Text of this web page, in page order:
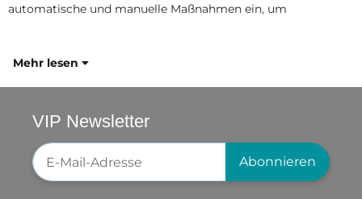
automatische und manuelle Maßnahmen ein, um
Mehr lesen
VIP Newsletter
Newsletter-Registrierung
Abonnieren